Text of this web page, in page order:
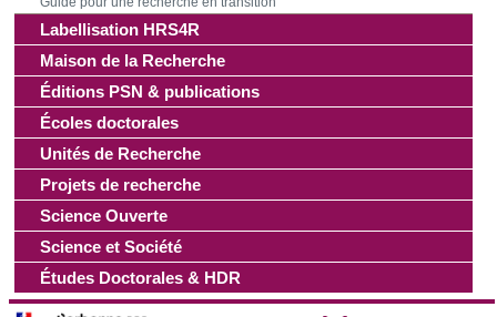
Labellisation HRS4R
Maison de la Recherche
Éditions PSN & publications
Écoles doctorales
Unités de Recherche
Projets de recherche
Science Ouverte
Science et Société
Études Doctorales & HDR